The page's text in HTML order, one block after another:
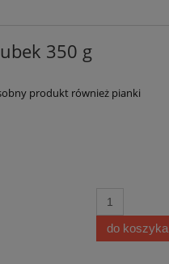
350 g
produkt również pianki
do koszyka